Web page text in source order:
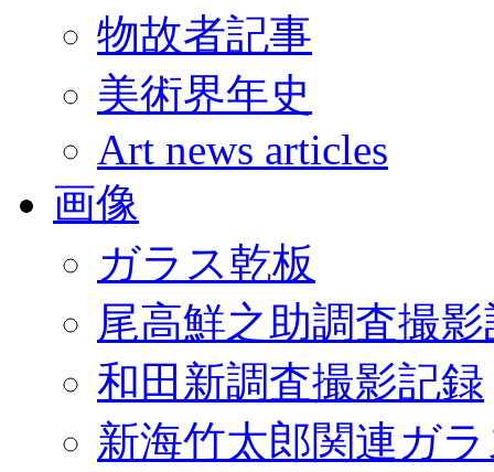
物故者記事
美術界年史
Art news articles
画像
ガラス乾板
尾高鮮之助調査撮
和田新調査撮影記録
新海竹太郎関連ガ